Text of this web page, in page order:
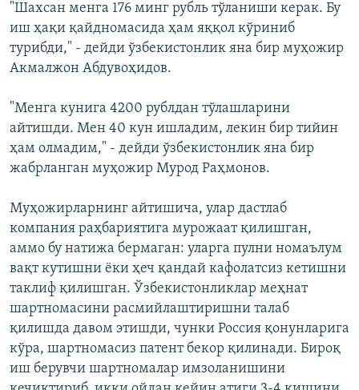
"Шахсан менга 176 минг рубль тўланиши керак. Бу
иш ҳақи қайдномасида ҳам яққол кўриниб
турибди," - дейди ўзбекистонлик яна бир муҳожир
Акмалжон Абдувоҳидов.
"Менга кунига 4200 рублдан тўлашларини
айтишди. Мен 40 кун ишладим, лекин бир тийин
ҳам олмадим," - дейди ўзбекистонлик яна бир
жабрланган муҳожир Мурод Раҳмонов.
Муҳожирларнинг айтишича, улар дастлаб
компания раҳбариятига мурожаат қилишган,
аммо бу натижа бермаган: уларга пулни номаълум
вақт кутишни ёки ҳеч қандай кафолатсиз кетишни
таклиф қилишган. Ўзбекистонликлар меҳнат
шартномасини расмийлаштиришни талаб
қилишда давом этишди, чунки Россия қонунларига
кўра, шартномасиз патент бекор қилинади. Бироқ
иш берувчи шартномалар имзоланишини